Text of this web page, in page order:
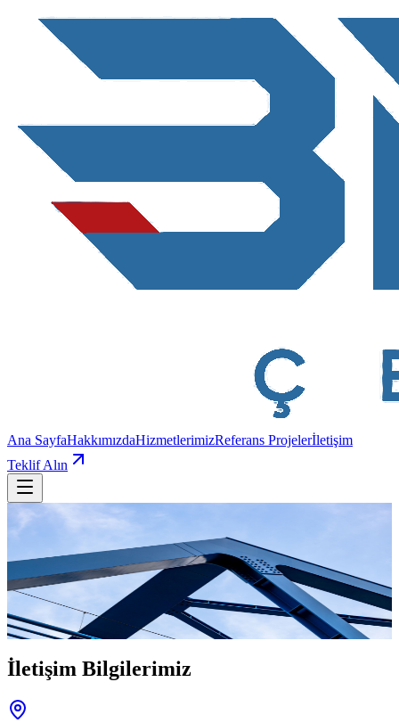
Ana SayfaHakkımızdaHizmetlerimizReferans Projelerİletişim
Teklif Alın
İletişim
Bize Ulaşın
Projeniz hakkında konuşmak, teklif almak veya sorularınızı iletmek
için bizimle iletişime geçin.
İletişim Bilgilerimiz